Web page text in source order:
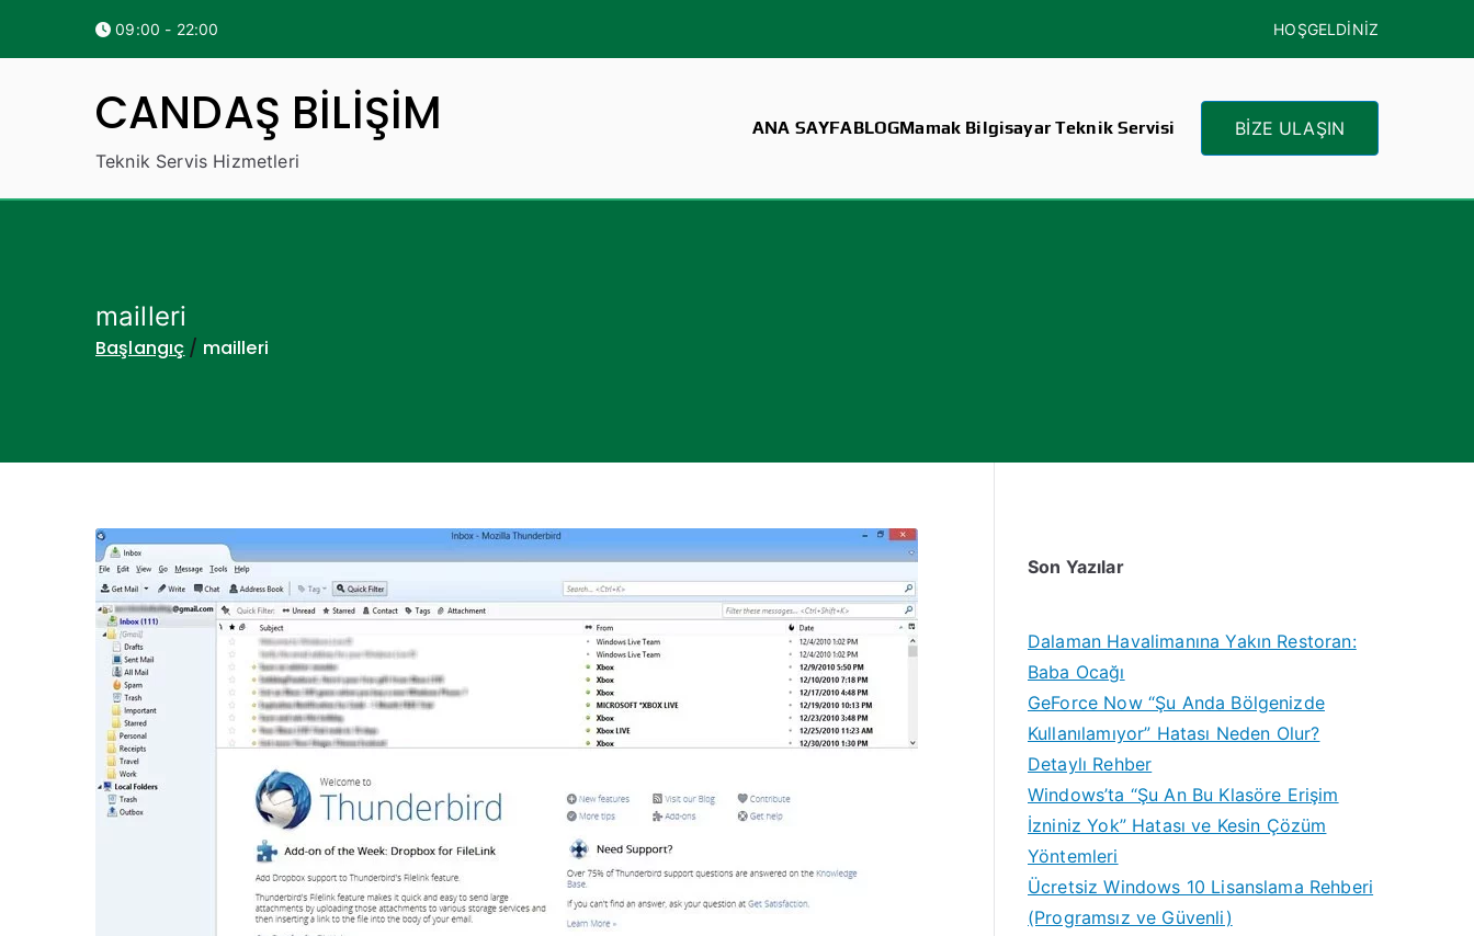
09:00 - 22:00 HOŞGELDİNİZ
CANDAŞ BİLİŞİM
Teknik Servis Hizmetleri
ANA SAYFABLOGMamak Bilgisayar Teknik Servisi BİZE ULAŞIN
mailleri
Başlangıç mailleri
Son Yazılar
Dalaman Havalimanına Yakın Restoran:
Baba Ocağı
GeForce Now “Şu Anda Bölgenizde
Kullanılamıyor” Hatası Neden Olur?
Detaylı Rehber
Windows’ta “Şu An Bu Klasöre Erişim
İzniniz Yok” Hatası ve Kesin Çözüm
Yöntemleri
Ücretsiz Windows 10 Lisanslama Rehberi
(Programsız ve Güvenli)